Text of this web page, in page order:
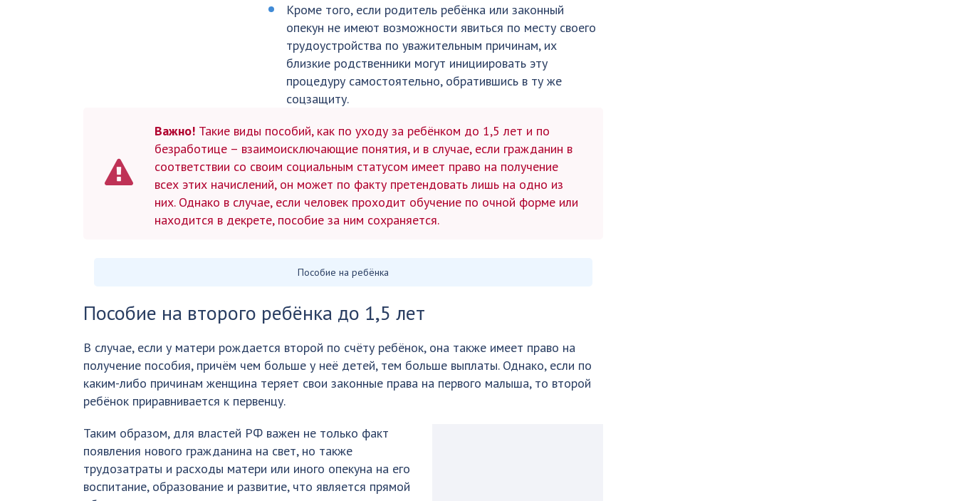
Кроме того, если родитель ребёнка или законный
опекун не имеют возможности явиться по месту своего
трудоустройства по уважительным причинам, их
близкие родственники могут инициировать эту
процедуру самостоятельно, обратившись в ту же
соцзащиту.
Важно! Такие виды пособий, как по уходу за ребёнком до 1,5 лет и по
безработице – взаимоисключающие понятия, и в случае, если гражданин в
соответствии со своим социальным статусом имеет право на получение
всех этих начислений, он может по факту претендовать лишь на одно из
них. Однако в случае, если человек проходит обучение по очной форме или
находится в декрете, пособие за ним сохраняется.
Пособие на ребёнка
Пособие на второго ребёнка до 1,5 лет
В случае, если у матери рождается второй по счёту ребёнок, она также имеет право на
получение пособия, причём чем больше у неё детей, тем больше выплаты. Однако, если по
каким-либо причинам женщина теряет свои законные права на первого малыша, то второй
ребёнок приравнивается к первенцу.
Таким образом, для властей РФ важен не только факт
появления нового гражданина на свет, но также
трудозатраты и расходы матери или иного опекуна на его
воспитание, образование и развитие, что является прямой